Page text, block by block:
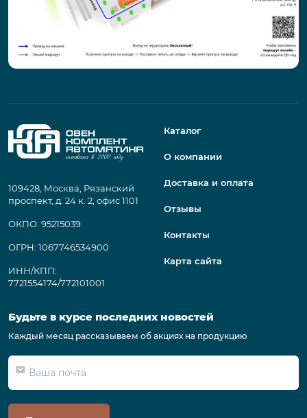
109428, Москва, Рязанский
проспект, д. 24 к. 2, офис 1101
ОКПО: 95215039
ОГРН: 1067746534900
ИНН/КПП:
7721554174/772101001
Каталог
О компании
Доставка и оплата
Отзывы
Контакты
Карта сайта
Будьте в курсе последних новостей
Каждый месяц рассказываем об акциях на продукцию